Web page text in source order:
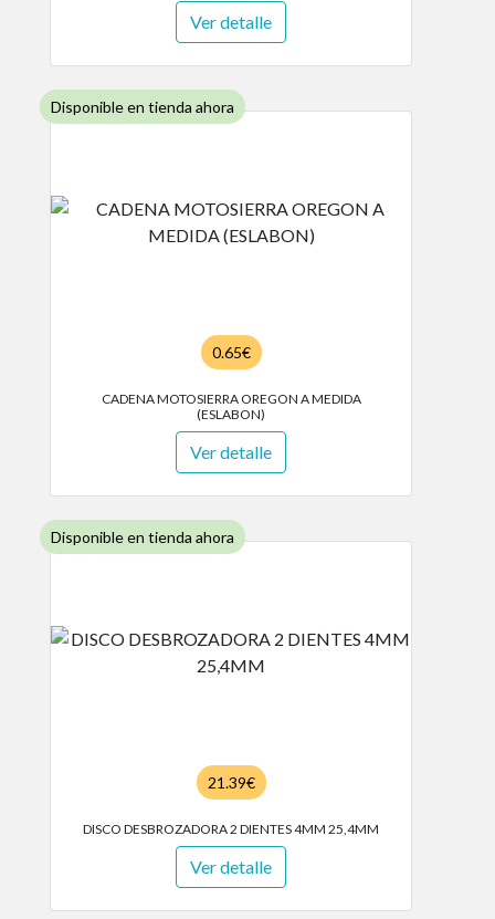
Ver detalle
Disponible en tienda ahora
0.65€
CADENA MOTOSIERRA OREGON A MEDIDA
(ESLABON)
Ver detalle
Disponible en tienda ahora
21.39€
DISCO DESBROZADORA 2 DIENTES 4MM 25,4MM
Ver detalle